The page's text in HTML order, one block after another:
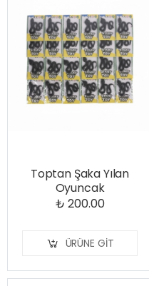
Toptan Şaka Yılan
Oyuncak
₺ 200.00
ÜRÜNE GIT